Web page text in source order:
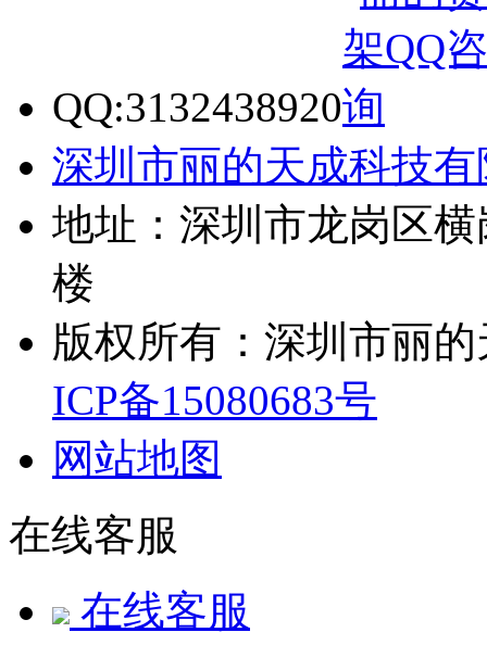
QQ:3132438920
深圳市丽的天成科技
地址：深圳市龙岗区
楼
版权所有：深圳市丽
ICP备15080683号
网站地图
在线客服
在线客服